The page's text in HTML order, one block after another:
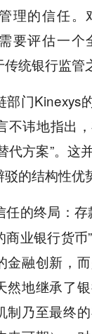
理的信任。
要评估一个
统银行监管
部门Kinexys
不讳地指出
代方案”。这
的结构性优
任的终局 ：
商业银行货
金融创新，
然地继承了
制乃至最终